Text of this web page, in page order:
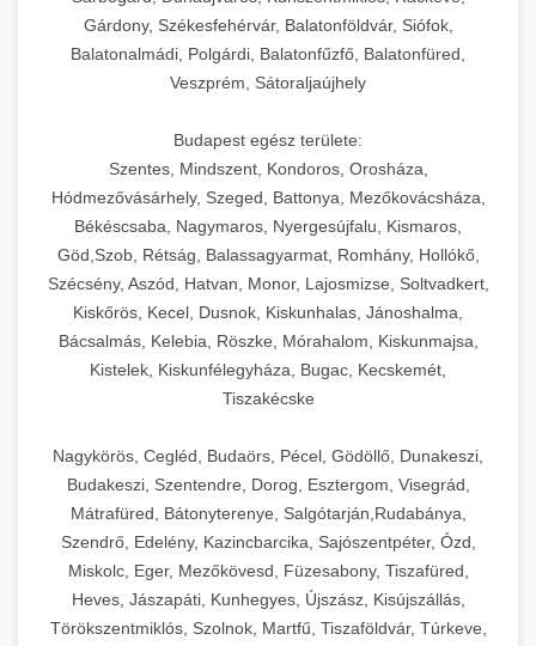
Gárdony, Székesfehérvár, Balatonföldvár, Siófok,
Balatonalmádi, Polgárdi, Balatonfűzfő, Balatonfüred,
Veszprém, Sátoraljaújhely
Budapest egész területe:
Szentes, Mindszent, Kondoros, Orosháza,
Hódmezővásárhely, Szeged, Battonya, Mezőkovácsháza,
Békéscsaba, Nagymaros, Nyergesújfalu, Kismaros,
Göd,Szob, Rétság, Balassagyarmat, Romhány, Hollókő,
Szécsény, Aszód, Hatvan, Monor, Lajosmizse, Soltvadkert,
Kiskőrös, Kecel, Dusnok, Kiskunhalas, Jánoshalma,
Bácsalmás, Kelebia, Röszke, Mórahalom, Kiskunmajsa,
Kistelek, Kiskunfélegyháza, Bugac, Kecskemét,
Tiszakécske
Nagykörös, Cegléd, Budaörs, Pécel, Gödöllő, Dunakeszi,
Budakeszi, Szentendre, Dorog, Esztergom, Visegrád,
Mátrafüred, Bátonyterenye, Salgótarján,Rudabánya,
Szendrő, Edelény, Kazincbarcika, Sajószentpéter, Ózd,
Miskolc, Eger, Mezőkövesd, Füzesabony, Tiszafüred,
Heves, Jászapáti, Kunhegyes, Újszász, Kisújszállás,
Törökszentmiklós, Szolnok, Martfű, Tiszaföldvár, Túrkeve,